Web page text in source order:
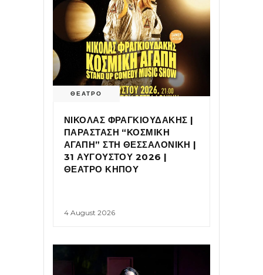
ΘΕΑΤΡΟ
ΝΙΚΟΛΑΣ ΦΡΑΓΚΙΟΥΔΑΚΗΣ |
ΠΑΡΑΣΤΑΣΗ “ΚΟΣΜΙΚΗ
ΑΓΑΠΗ” ΣΤΗ ΘΕΣΣΑΛΟΝΙΚΗ |
31 ΑΥΓΟΥΣΤΟΥ 2026 |
ΘΕΑΤΡΟ ΚΗΠΟΥ
4 August 2026